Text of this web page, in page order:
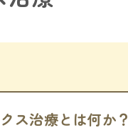
ス治療とは何か？